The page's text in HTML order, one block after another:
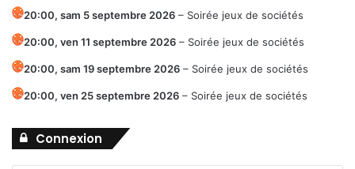
20:00, sam 5 septembre 2026 – Soirée jeux de sociétés
20:00, ven 11 septembre 2026 – Soirée jeux de sociétés
20:00, sam 19 septembre 2026 – Soirée jeux de sociétés
20:00, ven 25 septembre 2026 – Soirée jeux de sociétés
Connexion